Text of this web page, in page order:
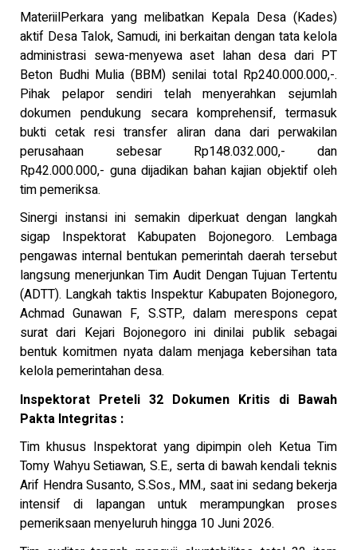
MateriilPerkara yang melibatkan Kepala Desa (Kades)
aktif Desa Talok, Samudi, ini berkaitan dengan tata kelola
administrasi sewa-menyewa aset lahan desa dari PT
Beton Budhi Mulia (BBM) senilai total Rp240.000.000,-.
Pihak pelapor sendiri telah menyerahkan sejumlah
dokumen pendukung secara komprehensif, termasuk
bukti cetak resi transfer aliran dana dari perwakilan
perusahaan sebesar Rp148.032.000,- dan
Rp42.000.000,- guna dijadikan bahan kajian objektif oleh
tim pemeriksa.
Sinergi instansi ini semakin diperkuat dengan langkah
sigap Inspektorat Kabupaten Bojonegoro. Lembaga
pengawas internal bentukan pemerintah daerah tersebut
langsung menerjunkan Tim Audit Dengan Tujuan Tertentu
(ADTT). Langkah taktis Inspektur Kabupaten Bojonegoro,
Achmad Gunawan F, S.STP., dalam merespons cepat
surat dari Kejari Bojonegoro ini dinilai publik sebagai
bentuk komitmen nyata dalam menjaga kebersihan tata
kelola pemerintahan desa.
Inspektorat Preteli 32 Dokumen Kritis di Bawah
Pakta Integritas :
Tim khusus Inspektorat yang dipimpin oleh Ketua Tim
Tomy Wahyu Setiawan, S.E., serta di bawah kendali teknis
Arif Hendra Susanto, S.Sos., MM., saat ini sedang bekerja
intensif di lapangan untuk merampungkan proses
pemeriksaan menyeluruh hingga 10 Juni 2026.